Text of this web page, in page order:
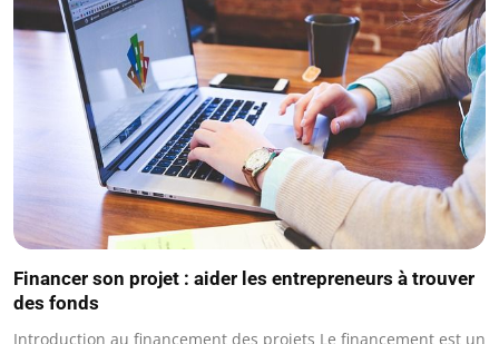
Financer son projet : aider les entrepreneurs à trouver
des fonds
Introduction au financement des projets Le financement est un